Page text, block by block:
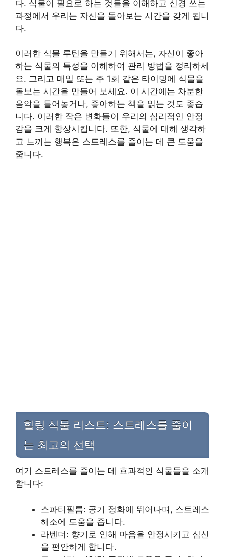
다. 식물이 필요로 하는 것들을 이해하고 신경 쓰는
과정에서 우리는 자신을 돌아보는 시간을 갖게 됩니
다.
이러한 식물 루틴을 만들기 위해서는, 자신이 좋아
하는 식물의 특성을 이해하여 관리 방법을 정리하세
요. 그리고 매일 또는 주 1회 같은 타이밍에 식물을
돌보는 시간을 만들어 보세요. 이 시간에는 차분한
음악을 틀어놓거나, 좋아하는 책을 읽는 것도 좋습
니다. 이러한 작은 변화들이 우리의 심리적인 안정
감을 크게 향상시킵니다. 또한, 식물에 대해 생각하
고 느끼는 행복은 스트레스를 줄이는 데 큰 도움을
줍니다.
힐링 식물 리스트: 스트레스를 줄이
는 최고의 선택
여기 스트레스를 줄이는 데 효과적인 식물들을 소개
합니다:
스파티필름: 공기 정화에 뛰어나며, 스트레스
해소에 도움을 줍니다.
라벤더: 향기로 인해 마음을 안정시키고 심신
을 편안하게 합니다.